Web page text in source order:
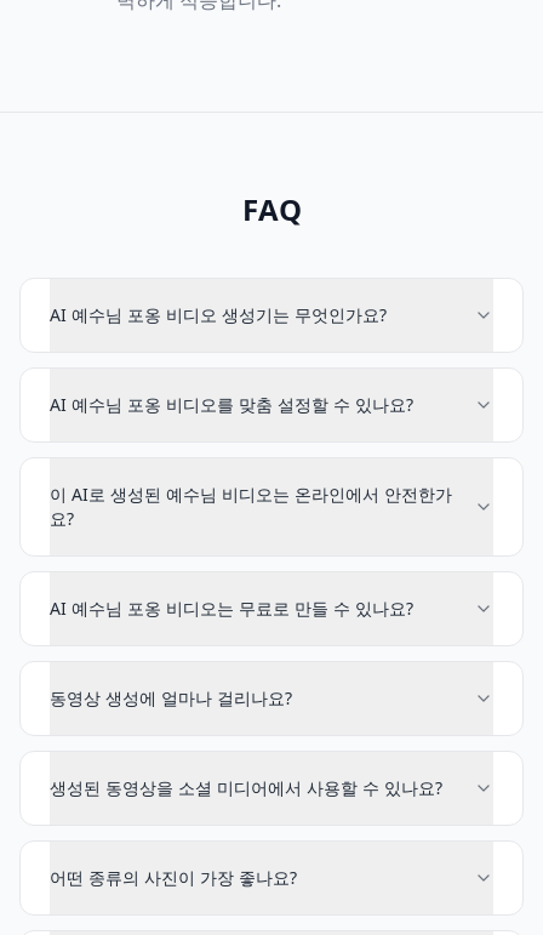
FAQ
AI 예수님 포옹 비디오 생성기는 무엇인가요?
AI 예수님 포옹 비디오를 맞춤 설정할 수 있나요?
이 AI로 생성된 예수님 비디오는 온라인에서 안전한가
요?
AI 예수님 포옹 비디오는 무료로 만들 수 있나요?
동영상 생성에 얼마나 걸리나요?
생성된 동영상을 소셜 미디어에서 사용할 수 있나요?
어떤 종류의 사진이 가장 좋나요?